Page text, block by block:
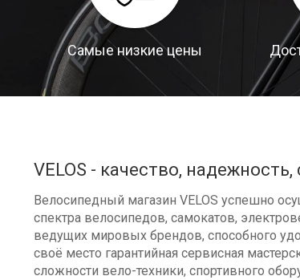
Самые низкие цены
VELOS - качество,
Велосипедный магазин VELOS успешно
спектра велосипедов, самокатов,
ведущих мировых брендов, способного
своё место гарантийная сервисная
сложности вело-техники, спортивного